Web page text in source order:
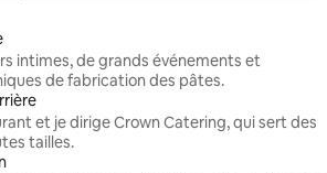
intimes, de grands événements et
de fabrication des pâtes.
et je dirige Crown Catering, qui sert des
tailles.